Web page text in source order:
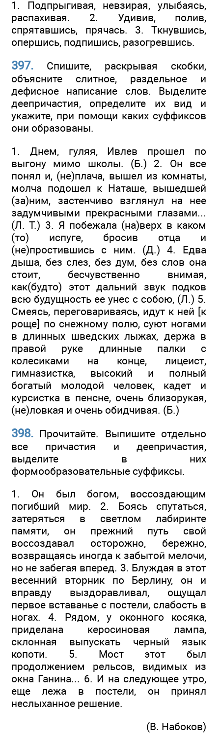
1. Подпрыгивая, невзирая, улыбаясь,
распахивая. 2. Удивив, полив,
спрятавшись, прячась. 3. Ткнувшись,
опершись, подпишись, разогревшись.
397. Спишите, раскрывая скобки,
объясните слитное, раздельное и
дефисное написание слов. Выделите
деепричастия, определите их вид и
укажите, при помощи каких суффиксов
они образованы.
1. Днем, гуляя, Ивлев прошел по
выгону мимо школы. (Б.) 2. Он все
понял и, (не)плача, вышел из комнаты,
молча подошел к Наташе, вышедшей
(за)ним, застенчиво взглянул на нее
задумчивыми прекрасными глазами...
(Л. Т.) 3. Я побежала (на)верх в каком
(то) испуге, бросив отца и
(не)простившись с ним. (Д.) 4. Едва
дыша, без слез, без дум, без слов она
стоит, бесчувственно внимая,
как(будто) этот дальний звук подков
всю будущность ее унес с собою, (Л.) 5.
Смеясь, переговариваясь, идут к ней [к
роще] по снежному полю, суют ногами
в длинных шведских лыжах, держа в
правой руке длинные палки с
колесиками на конце, лицеист,
гимназистка, высокий и полный
богатый молодой человек, кадет и
курсистка в пенсне, очень близорукая,
(не)ловкая и очень обидчивая. (Б.)
398. Прочитайте. Выпишите отдельно
все причастия и деепричастия,
выделите в них
формообразовательные суффиксы.
1. Он был богом, воссоздающим
погибший мир. 2. Боясь спутаться,
затеряться в светлом лабиринте
памяти, он прежний путь свой
воссоздавал осторожно, бережно,
возвращаясь иногда к забытой мелочи,
но не забегая вперед. 3. Блуждая в этот
весенний вторник по Берлину, он и
вправду выздоравливал, ощущал
первое вставанье с постели, слабость в
ногах. 4. Рядом, у оконного косяка,
приделана керосиновая лампа,
склонная выпускать черный язык
копоти. 5. Мост этот был
продолжением рельсов, видимых из
окна Ганина... 6. И на следующее утро,
еще лежа в постели, он принял
неслыханное решение.
(В. Набоков)